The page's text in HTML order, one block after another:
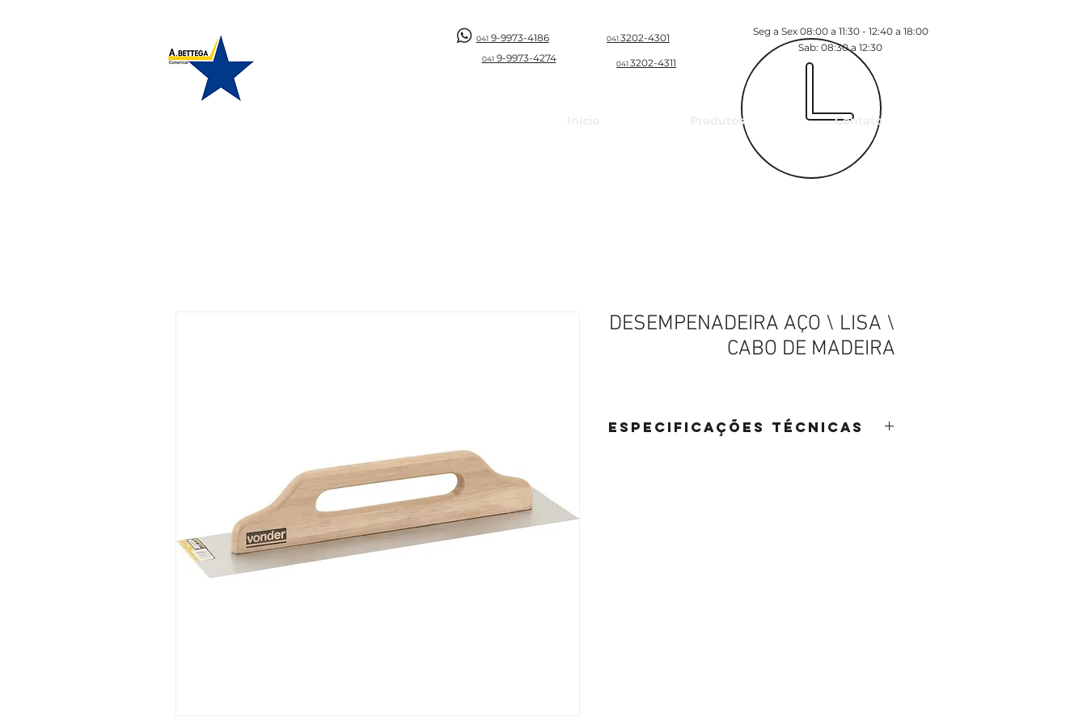
0419-9973-4186
0419-9973-4274
0413202-4301
0413202-4311
Seg a Sex 08:00 a 11:30 - 12:40 a 18:00
Sab: 08:30 a 12:30
Produtos Contato
DESEMPENADEIRA AÇO \ LISA \
CABO DE MADEIRA
Especificações Técnicas